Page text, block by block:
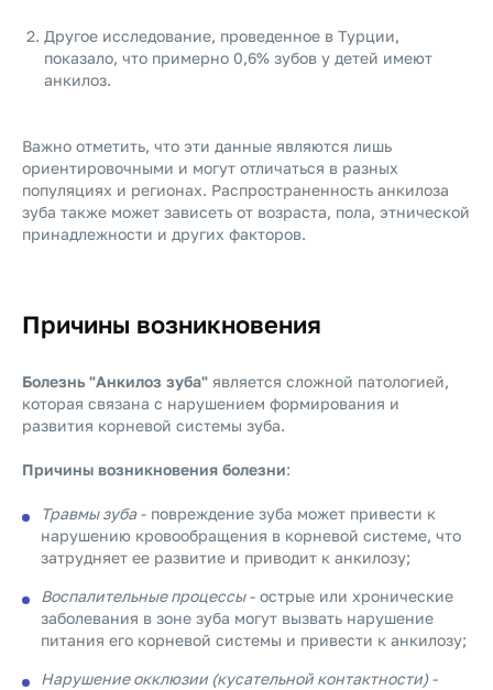
Другое исследование, проведенное в Турции,
показало, что примерно 0,6% зубов у детей имеют
анкилоз.
Важно отметить, что эти данные являются лишь
ориентировочными и могут отличаться в разных
популяциях и регионах. Распространенность анкилоза
зуба также может зависеть от возраста, пола, этнической
принадлежности и других факторов.
Причины возникновения
Болезнь "Анкилоз зуба" является сложной патологией,
которая связана с нарушением формирования и
развития корневой системы зуба.
Причины возникновения болезни:
Травмы зуба- повреждение зуба может привести к
нарушению кровообращения в корневой системе, что
затрудняет ее развитие и приводит к анкилозу;
Воспалительные процессы- острые или хронические
заболевания в зоне зуба могут вызвать нарушение
питания его корневой системы и привести к анкилозу;
Нарушение окклюзии (кусательной контактности)-